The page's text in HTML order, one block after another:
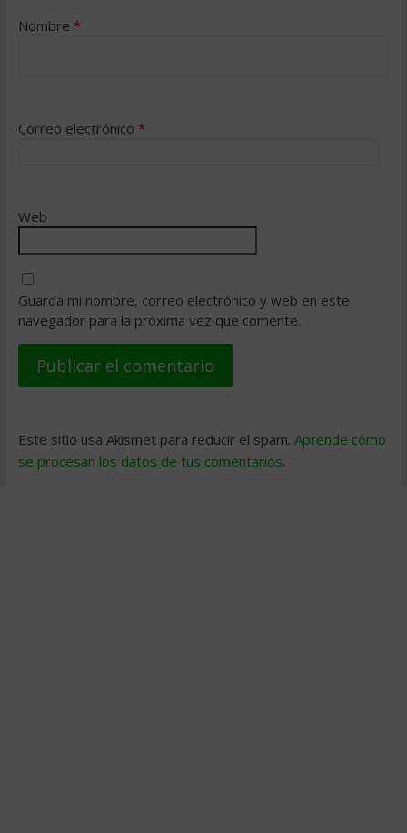
Nombre *
Correo electrónico *
Web
Guarda mi nombre, correo electrónico y web en este
navegador para la próxima vez que comente.
Este sitio usa Akismet para reducir el spam. Aprende cómo
se procesan los datos de tus comentarios.